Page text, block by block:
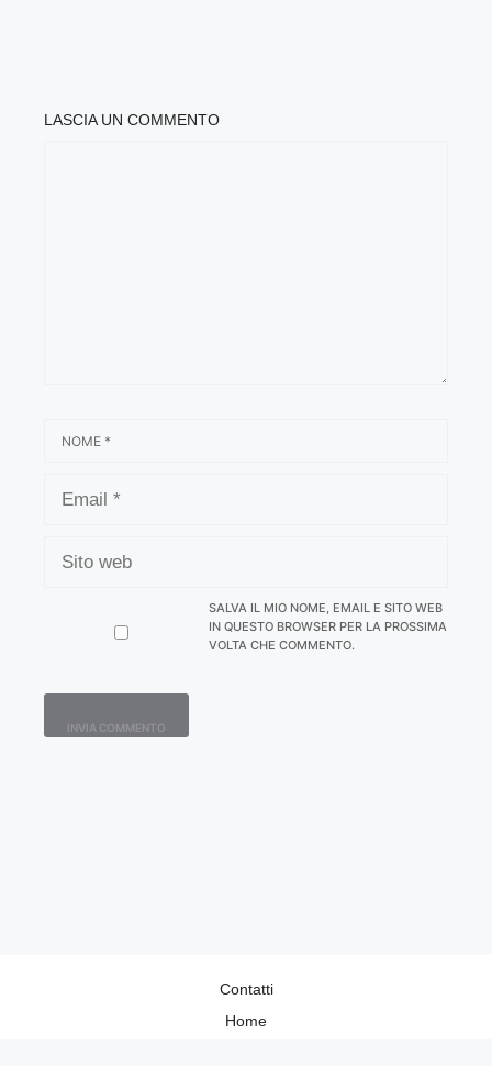
LASCIA UN COMMENTO
WEB
SALVA IL MIO NOME, EMAIL E SITO WEB
IN QUESTO BROWSER PER LA PROSSIMA
VOLTA CHE COMMENTO.
Contatti
Home